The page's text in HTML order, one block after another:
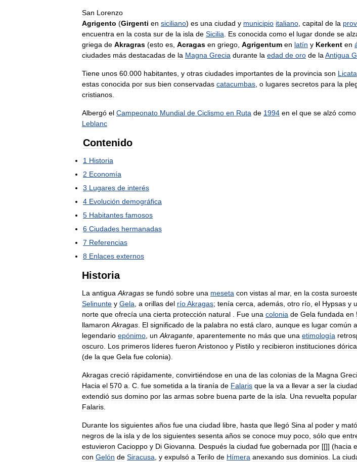
San Lorenzo
Agrigento (Girgenti en siciliano) es una ciudad y municipio italiano capital de la
encuentra en la costa sur de la isla de Sicilia Es conocida como el lugar donde se
griega de Akragras (esto es Acragas en griego Agrigentum en latín y Kerkent en
ciudades más destacadas de la Magna Grecia durante la edad de oro de la Antigua
Tiene unos 60 000 habitantes y otras ciudades importantes de la provincia son Licata
estas conocida por sus bien conservadas catacumbas o lugares secretos para la
cristianos
Albergó el Campeonato Mundial de Ciclismo en Ruta de 1994 en el que se alzó como
Leblanc
Contenido
1 Historia
2 Economía
3 Lugares de interés
4 Evolución demográfica
5 Habitantes famosos
6 Ciudades hermanadas
7 Referencias
8 Enlaces externos
Historia
La antigua Akragas se fundó sobre una meseta con vistas al mar, en la costa
Selinunte y Gela a orillas del ríoAkragas; tenía cerca además otro río el Hypsas y
norte que ofrecía una cierta protección natural Fue una colonia de Gela fundada en
llamaron Akragas El significado de la palabra no está claro aunque es lugar común
legendario epónimo un Akragante aparentemente no más que una etimología
oscuro Los primeros líderes fueron Aristonoo y Pistilo y recibieron instituciones
(de la que Gela fue colonia).
Akragas creció rápidamente convirtiéndose en una de las colonias de la Magna
Hacia el 570 a C fue sometida a la tiranía de Falaris que la va a llevar a ser la ciudad
extendió sus domino por las armas sobre buena parte de la isla Una revuelta popular
Falaris
Durante los siguientes años fue una ciudad libre hasta que llegó Sina al poder y mató
negros de la isla y de los siguientes sesenta años se conoce muy poco sólo que
estuvieron Cacioppo y Di Giovanna Después la ciudad fue gobernada por [[]] (hacia
con Gelón de Siracusa y expulsó a Terilo de Hímera anexando sus dominios La